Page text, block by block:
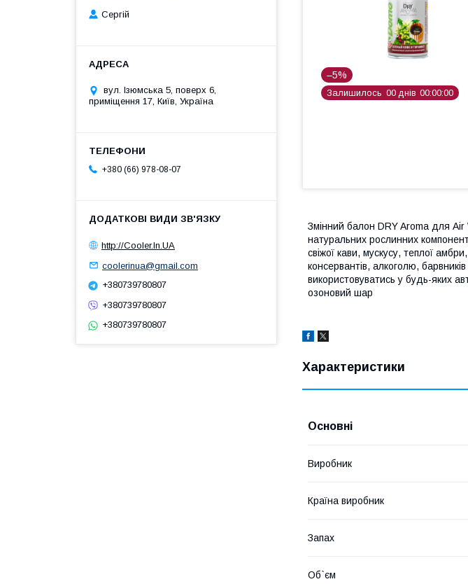
–5%
Залишилось 00 днів 00 00 00
Змінний балон DRY Aroma для Air
натуральних рослинних
свіжої кави, мускусу, теплої
консервантів, алкоголю,
використовуватись у будь-яких
озоновий шар
Характеристики
Основні
Виробник
Країна виробник
Запах
Об`єм
Сергій
вул. Ізюмська 5, поверх 6,
приміщення 17, Київ, Україна
+380 (66) 978-08-07
http://Cooler.In.UA
coolerinua@gmail.com
+380739780807
+380739780807
+380739780807